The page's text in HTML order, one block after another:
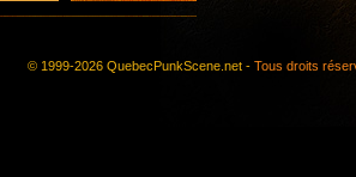
© 1999-2026 QuebecPunkScene.net - Tous droits